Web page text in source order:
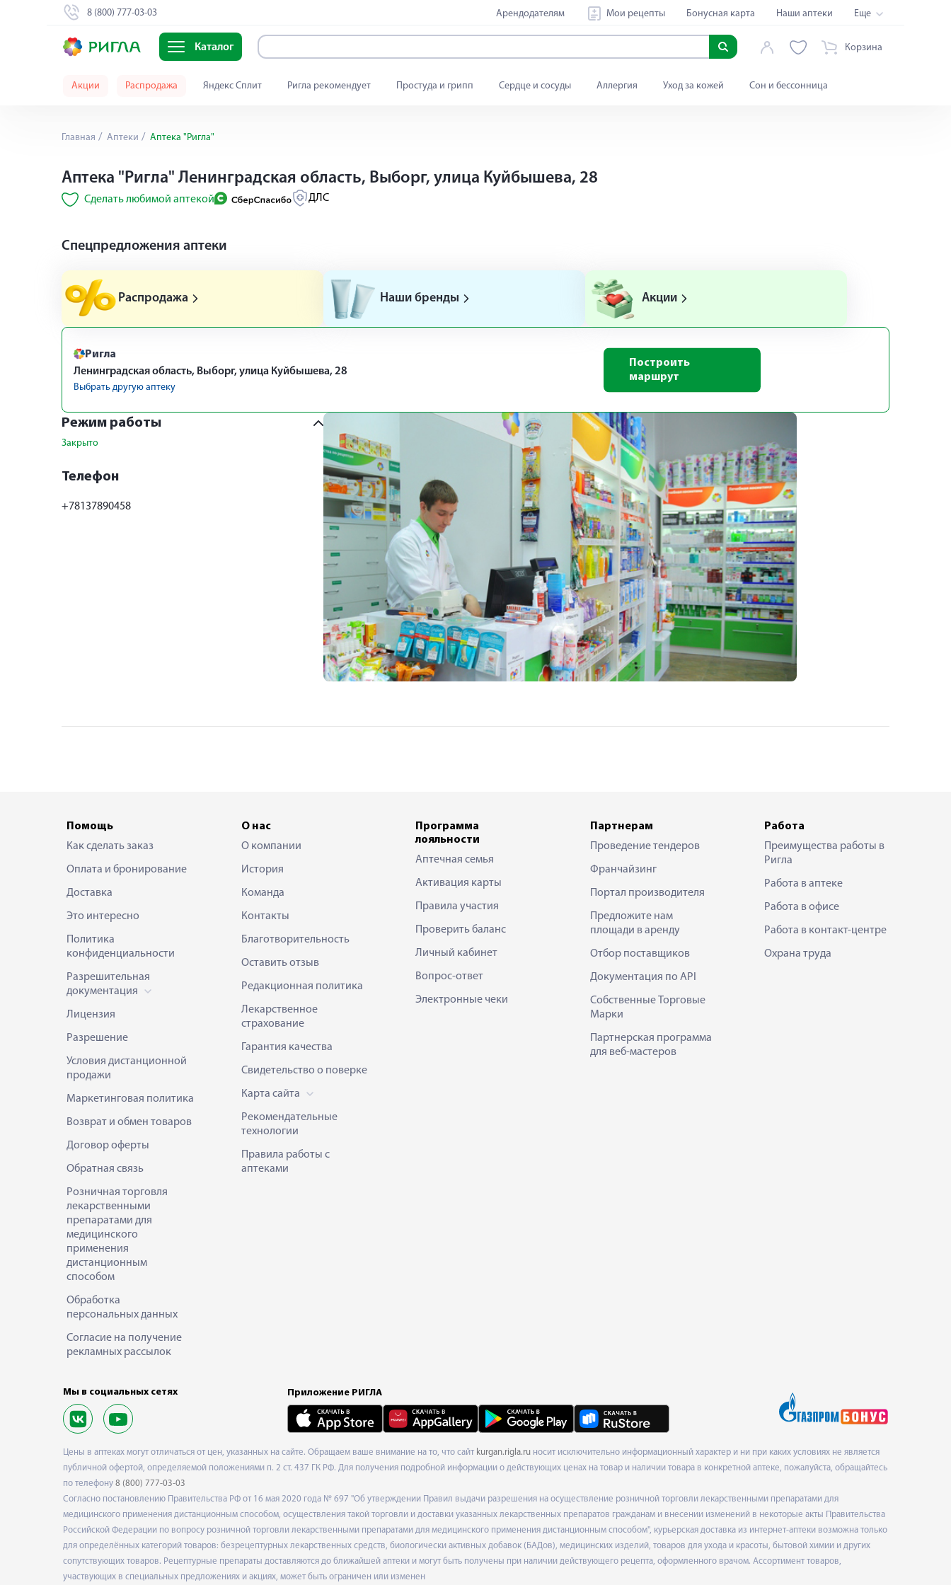
8 (800) 777-03-03 Арендодателям Мои рецепты Бонусная карта Наши аптеки Еще
Каталог Корзина
Акции Распродажа Яндекс Сплит Ригла рекомендует Простуда и грипп Сердце и сосуды Аллергия Уход за кожей Сон и бессонница
Главная Аптеки Аптека "Ригла"
Аптека "Ригла" Ленинградская область, Выборг, улица Куйбышева, 28
Сделать любимой аптекой ДЛС
Cпецпредложения аптеки
Распродажа Наши бренды Акции
Ригла
Ленинградская область, Выборг, улица Куйбышева, 28
Выбрать другую аптеку
Построить
маршрут
Режим работы
Закрыто
Телефон
+78137890458
Помощь
Как сделать заказ
Оплата и бронирование
Доставка
Это интересно
Политика
конфиденциальности
Разрешительная
документация
Лицензия
Разрешение
Условия дистанционной
продажи
Маркетинговая политика
Возврат и обмен товаров
Договор оферты
Обратная связь
Розничная торговля
лекарственными
препаратами для
медицинского
применения
дистанционным
способом
Обработка
персональных данных
Согласие на получение
рекламных рассылок
О нас
О компании
История
Команда
Контакты
Благотворительность
Оставить отзыв
Редакционная политика
Лекарственное
страхование
Гарантия качества
Свидетельство о поверке
Карта сайта
Рекомендательные
технологии
Правила работы с
аптеками
Программа
лояльности
Аптечная семья
Активация карты
Правила участия
Проверить баланс
Личный кабинет
Вопрос-ответ
Электронные чеки
Партнерам
Проведение тендеров
Франчайзинг
Портал производителя
Предложите нам
площади в аренду
Отбор поставщиков
Документация по API
Собственные Торговые
Марки
Партнерская программа
для веб-мастеров
Работа
Преимущества работы в
Ригла
Работа в аптеке
Работа в офисе
Работа в контакт-центре
Охрана труда
Мы в социальных сетях Приложение РИГЛА
Цены в аптеках могут отличаться от цен, указанных на сайте. Обращаем ваше внимание на то, что сайт kurgan.rigla.ru носит исключительно информационный характер и ни при каких условиях не является
публичной офертой, определяемой положениями п. 2 ст. 437 ГК РФ. Для получения подробной информации о действующих ценах на товар и наличии товара в конкретной аптеке, пожалуйста, обращайтесь
по телефону 8 (800) 777-03-03
Согласно постановлению Правительства РФ от 16 мая 2020 года № 697 "Об утверждении Правил выдачи разрешения на осуществление розничной торговли лекарственными препаратами для
медицинского применения дистанционным способом, осуществления такой торговли и доставки указанных лекарственных препаратов гражданам и внесении изменений в некоторые акты Правительства
Российской Федерации по вопросу розничной торговли лекарственными препаратами для медицинского применения дистанционным способом", курьерская доставка из интернет-аптеки возможна только
для определённых категорий товаров: безрецептурных лекарственных средств, биологически активных добавок (БАДов), медицинских изделий, товаров для ухода и красоты, бытовой химии и других
сопутствующих товаров. Рецептурные препараты доставляются до ближайшей аптеки и могут быть получены при наличии действующего рецепта, оформленного врачом. Ассортимент товаров,
участвующих в специальных предложениях и акциях, может быть ограничен или изменен